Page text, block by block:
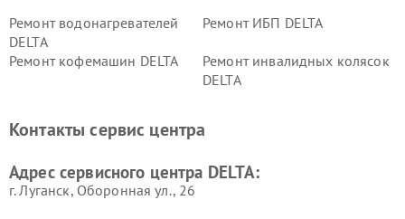
Ремонт водонагревателей
DELTA
Ремонт ИБП DELTA
Ремонт кофемашин DELTA
Ремонт инвалидных колясок
DELTA
Контакты сервис центра
Адрес сервисного центра DELTA:
г. Луганск, Оборонная ул., 26